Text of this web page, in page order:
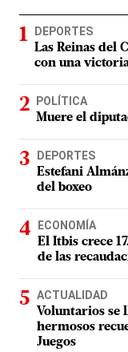
DEPORTES
Las Reinas del
con una
POLÍTICA
Muere el
DEPORTES
Estefani
del boxeo
ECONOMÍA
El Itbis crece
de las
ACTUALIDAD
Voluntarios se
hermosos
Juegos